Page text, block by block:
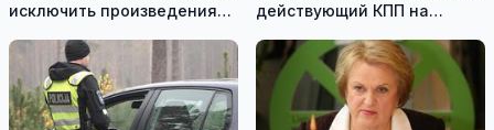
исключить произведения
рекомендуемой
литературы
действующий КПП на